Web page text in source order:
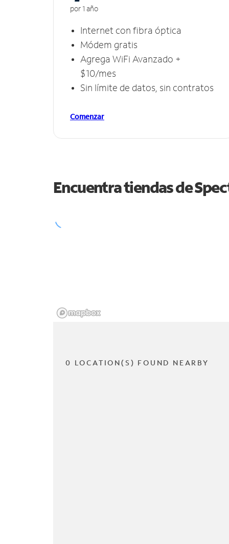
por 1 año
Internet con fibra óptica
Módem gratis
Agrega WiFi Avanzado +
$10/mes
Sin límite de datos, sin contratos
Comenzar
Encuentra tiendas de
0 LOCATION(S) FOUND NEARBY